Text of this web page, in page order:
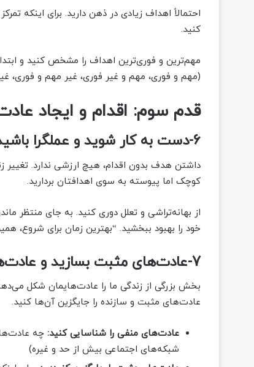
احتمالاً اهداف زیادی در ذهن دارید. برای اینکه
کنید.
مهم‌ترین و فوری‌ترین اهداف را مشخص کنید و ابتدا
(مهم و فوری، مهم و غیر فوری، غیر مهم و فوری،
قدم سوم: اقدام و ایجاد
6-دست به کار شوید و عملگرا باشید:
داشتن هدف بدون اقدام، هیچ ارزشی ندارد. تغییر
کوچک اما پیوسته به سوی اهدافتان بردارید.
از بهانه‌تراشی و تعلل دوری کنید. به جای منتظر
خود را بهبود ببخشید. “بهترین زمان برای شروع،
7-عادت‌های مثبت بسازید و عادت‌های منفی را ترک کنید:
بخش بزرگی از زندگی ما را عادت‌هایمان شکل
عادت‌های مثبت و سازنده را جایگزین آن‌ها کنید.
عادت‌های منفی را شناسایی کنید: چه
شبکه‌های اجتماعی بیش از حد و غیره)